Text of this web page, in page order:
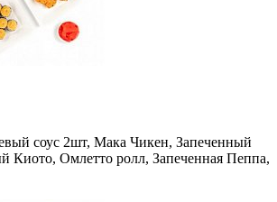
соус 2шт, Мака Чикен, Запеченный
Киото, Омлетто ролл, Запеченная Пеппа,